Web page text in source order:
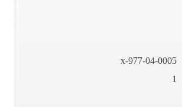
977-04-0005-x
1